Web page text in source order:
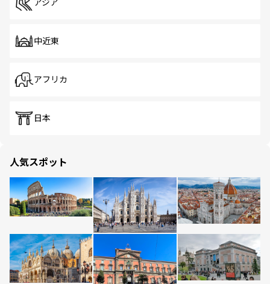
アジア
中近東
アフリカ
日本
人気スポット